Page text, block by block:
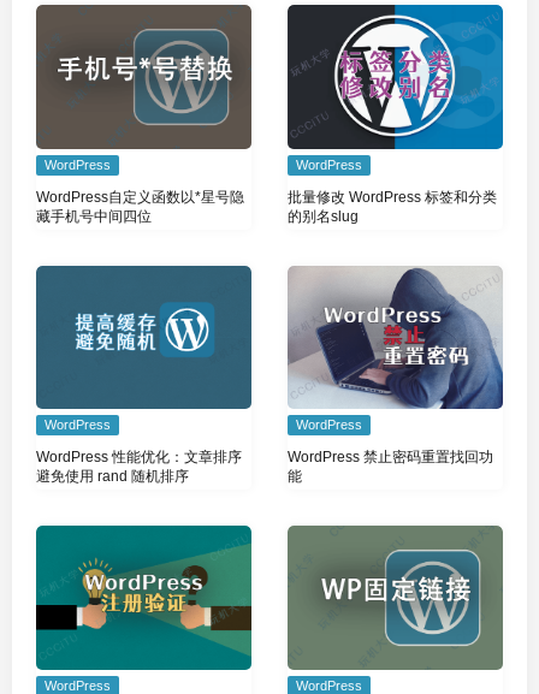
WordPress
WordPress自定义函数以*星号隐
藏手机号中间四位
WordPress
批量修改 WordPress 标签和分类
的别名slug
WordPress
WordPress 性能优化：文章排序
避免使用 rand 随机排序
WordPress
WordPress 禁止密码重置找回功
能
WordPress WordPress